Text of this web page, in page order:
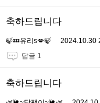
축하드립니다
🍃💤유리s💋🍃
2024.10.30
답글 1
축하드립니다